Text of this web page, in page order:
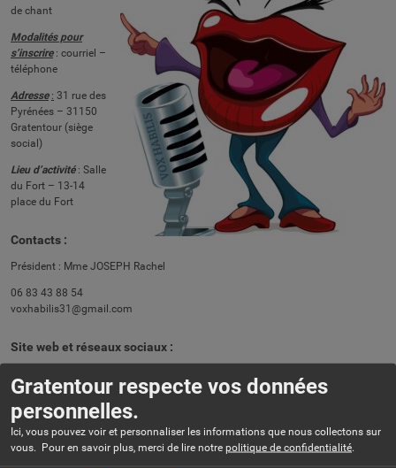
Gratentour respecte vos données
personnelles.
Ici, vous pouvez voir et personnaliser les informations que nous collectons sur
vous. Pour en savoir plus, merci de lire notre politique de confidentialité.
de chant
Modalités pour
s’inscrire: courriel –
téléphone
Adresse : 31 rue des
Pyrénées – 31150
Gratentour (siège
social)
Lieu d’activité: Salle
du Fort – 13-14
place du Fort
Contacts :
Président : Mme JOSEPH Rachel
06 83 43 88 54
voxhabilis31@gmail.com
Site web et réseaux sociaux :
Adresse :
14 place du Fort - 31150 Gratentour